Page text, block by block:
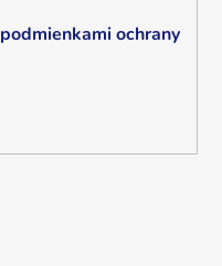
podmienkami ochrany